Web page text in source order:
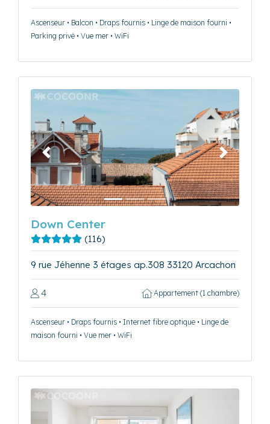
Ascenseur • Balcon • Draps fournis • Linge de maison fourni •
Parking privé • Vue mer • WiFi
Précédent Suivant
Down Center
(116)
9 rue Jéhenne 3 étages ap.308 33120 Arcachon
4 Appartement (1 chambre)
Ascenseur • Draps fournis • Internet fibre optique • Linge de
maison fourni • Vue mer • WiFi